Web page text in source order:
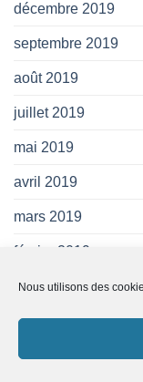
Nous utilisons des
décembre 2019
septembre 2019
août 2019
juillet 2019
mai 2019
avril 2019
mars 2019
février 2019
janvier 2019
novembre 2018